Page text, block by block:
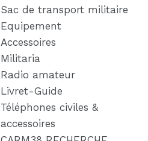
Sac de transport militaire
Equipement
Accessoires
Militaria
Radio amateur
Livret-Guide
Téléphones civiles &
accessoires